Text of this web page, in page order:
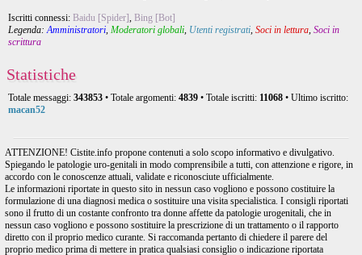
Iscritti connessi: Baidu [Spider], Bing [Bot]
Legenda:Amministratori, Moderatori globali, Utenti registrati, Soci in lettura, Soci in
scrittura
Statistiche
Totale messaggi: 343853 • Totale argomenti: 4839 • Totale iscritti: 11068 • Ultimo iscritto:
macan52
ATTENZIONE! Cistite.info propone contenuti a solo scopo informativo e divulgativo.
Spiegando le patologie uro-genitali in modo comprensibile a tutti, con attenzione e rigore, in
accordo con le conoscenze attuali, validate e riconosciute ufficialmente.
Le informazioni riportate in questo sito in nessun caso vogliono e possono costituire la
formulazione di una diagnosi medica o sostituire una visita specialistica. I consigli riportati
sono il frutto di un costante confronto tra donne affette da patologie urogenitali, che in
nessun caso vogliono e possono sostituire la prescrizione di un trattamento o il rapporto
diretto con il proprio medico curante. Si raccomanda pertanto di chiedere il parere del
proprio medico prima di mettere in pratica qualsiasi consiglio o indicazione riportata